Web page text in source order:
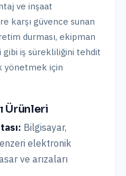
ve inşaat
karşı güvence sunan
durması, ekipman
gibi iş sürekliliğini tehdit
yönetmek için
Ürünleri
Bilgisayar,
elektronik
ve arızaları